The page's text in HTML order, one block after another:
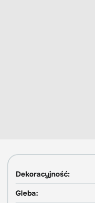
Dekoracyjność:
Gleba: